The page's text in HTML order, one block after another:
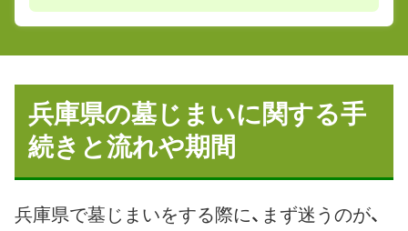
兵庫県の墓じまいに関する手
続きと流れや期間
兵庫県で墓じまいをする際に、まず迷うのが、